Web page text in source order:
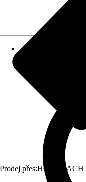
Prodej přes:HORNBACH